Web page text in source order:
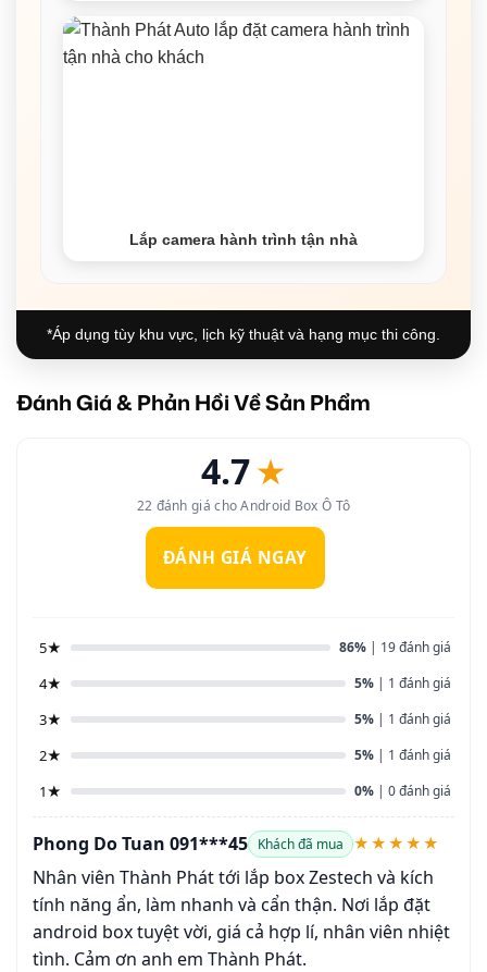
Lắp camera hành trình tận nhà
*Áp dụng tùy khu vực, lịch kỹ thuật và hạng mục thi công.
Đánh Giá & Phản Hồi Về Sản Phẩm
4.7★
22 đánh giá cho Android Box Ô Tô
ĐÁNH GIÁ NGAY
5★ 86% | 19 đánh giá
4★ 5% | 1 đánh giá
3★ 5% | 1 đánh giá
2★ 5% | 1 đánh giá
1★ 0% | 0 đánh giá
Phong Do Tuan 091***45 Khách đã mua ★★★★★
Nhân viên Thành Phát tới lắp box Zestech và kích
tính năng ẩn, làm nhanh và cẩn thận. Nơi lắp đặt
android box tuyệt vời, giá cả hợp lí, nhân viên nhiệt
tình. Cảm ơn anh em Thành Phát.